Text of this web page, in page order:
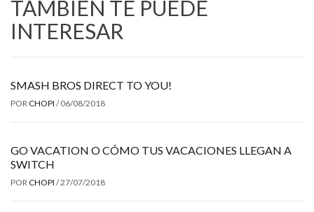
TAMBIÉN TE PUEDE
INTERESAR
SMASH BROS DIRECT TO YOU!
POR CHOPI / 06/08/2018
GO VACATION O CÓMO TUS VACACIONES LLEGAN A
SWITCH
POR CHOPI /27/07/2018